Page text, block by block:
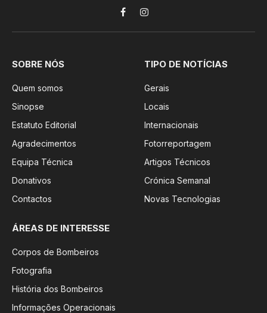
FacebookInstagram
SOBRE NÓS
Quem somos
Sinopse
Estatuto Editorial
Agradecimentos
Equipa Técnica
Donativos
Contactos
TIPO DE NOTÍCIAS
Gerais
Locais
Internacionais
Fotorreportagem
Artigos Técnicos
Crónica Semanal
Novas Tecnologias
ÁREAS DE INTERESSE
Corpos de Bombeiros
Fotografia
História dos Bombeiros
Informações Operacionais